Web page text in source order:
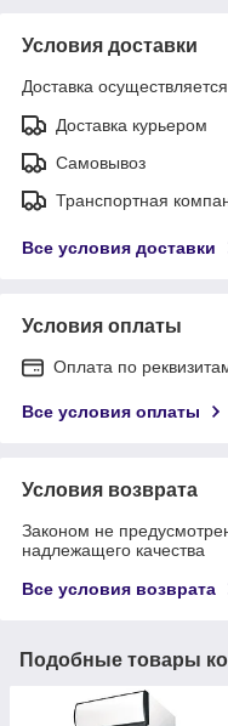
Условия доставки
Доставка
Доставка курьером
Самовывоз
Транспортная
Все условия доставки
Условия оплаты
Оплата по
Все условия оплаты
Условия возврата
Законом не
надлежащего качества
Все условия возврата
Подобные товары